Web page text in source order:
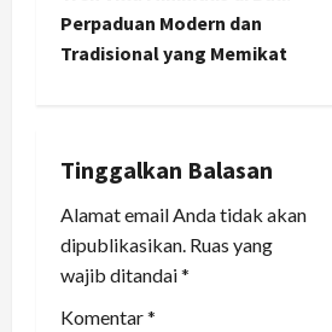
n
v
i
g
a
Perpaduan Modern dan
Tradisional yang Memikat
Tinggalkan Balasan
Alamat email Anda tidak akan
dipublikasikan. Ruas yang
wajib ditandai*
Komentar*